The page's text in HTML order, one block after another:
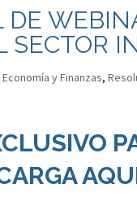
SECTOR
Economía y Finanzas,